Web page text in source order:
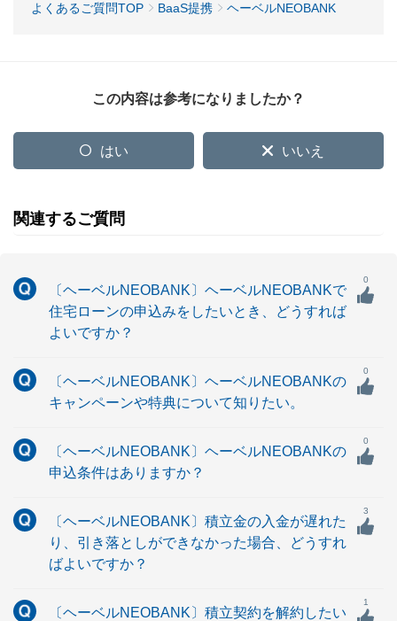
よくあるご質問TOP BaaS提携 ヘーベルNEOBANK
この内容は参考になりましたか？
はい いいえ
関連するご質問
〔ヘーベルNEOBANK〕ヘーベルNEOBANKで
住宅ローンの申込みをしたいとき、どうすれば
よいですか？
0
〔ヘーベルNEOBANK〕ヘーベルNEOBANKの
キャンペーンや特典について知りたい。
0
〔ヘーベルNEOBANK〕ヘーベルNEOBANKの
申込条件はありますか？
0
〔ヘーベルNEOBANK〕積立金の入金が遅れた
り、引き落としができなかった場合、どうすれ
ばよいですか？
3
〔ヘーベルNEOBANK〕積立契約を解約したい
1